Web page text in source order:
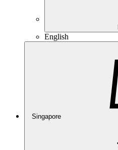
English
Singapore